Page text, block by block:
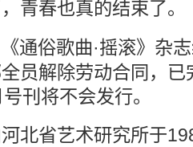
青春也真的结束了。
通俗歌曲·摇滚》 杂志
员解除劳动合同，
刊将不会发行。
北省艺术研究所于